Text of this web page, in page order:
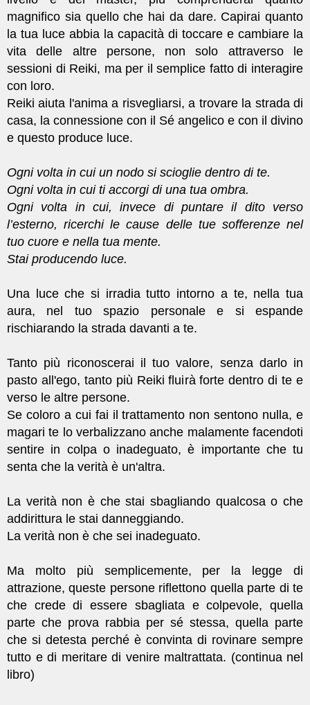
magnifico sia quello che hai da dare. Capirai quanto
la tua luce abbia la capacità di toccare e cambiare la
vita delle altre persone, non solo attraverso le
sessioni di Reiki, ma per il semplice fatto di interagire
con loro.
Reiki aiuta l'anima a risvegliarsi, a trovare la strada di
casa, la connessione con il Sé angelico e con il divino
e questo produce luce.
Ogni volta in cui un nodo si scioglie dentro di te.
Ogni volta in cui ti accorgi di una tua ombra.
Ogni volta in cui, invece di puntare il dito verso
l’esterno, ricerchi le cause delle tue sofferenze nel
tuo cuore e nella tua mente.
Stai producendo luce.
Una luce che si irradia tutto intorno a te, nella tua
aura, nel tuo spazio personale e si espande
rischiarando la strada davanti a te.
Tanto più riconoscerai il tuo valore, senza darlo in
pasto all'ego, tanto più Reiki fluirà forte dentro di te e
verso le altre persone.
Se coloro a cui fai il trattamento non sentono nulla, e
magari te lo verbalizzano anche malamente facendoti
sentire in colpa o inadeguato, è importante che tu
senta che la verità è un'altra.
La verità non è che stai sbagliando qualcosa o che
addirittura le stai danneggiando.
La verità non è che sei inadeguato.
Ma molto più semplicemente, per la legge di
attrazione, queste persone riflettono quella parte di te
che crede di essere sbagliata e colpevole, quella
parte che prova rabbia per sé stessa, quella parte
che si detesta perché è convinta di rovinare sempre
tutto e di meritare di venire maltrattata. (continua nel
libro)